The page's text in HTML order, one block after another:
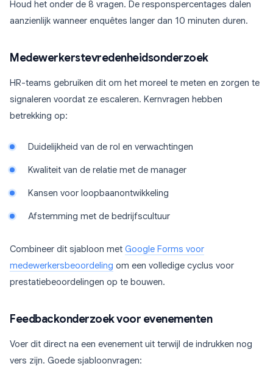
Houd het onder de 8 vragen. De responspercentages dalen
aanzienlijk wanneer enquêtes langer dan 10 minuten duren.
Medewerkerstevredenheidsonderzoek
HR-teams gebruiken dit om het moreel te meten en zorgen te
signaleren voordat ze escaleren. Kernvragen hebben
betrekking op:
Duidelijkheid van de rol en verwachtingen
Kwaliteit van de relatie met de manager
Kansen voor loopbaanontwikkeling
Afstemming met de bedrijfscultuur
Combineer dit sjabloon met Google Forms voor
medewerkersbeoordeling om een volledige cyclus voor
prestatiebeoordelingen op te bouwen.
Feedbackonderzoek voor evenementen
Voer dit direct na een evenement uit terwijl de indrukken nog
vers zijn. Goede sjabloonvragen: